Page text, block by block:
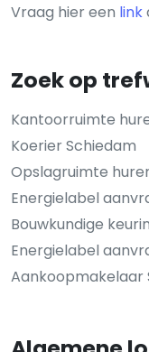
Vraag hier een link
Zoek op
Kantoorruimte
Koerier Schiedam
Opslagruimte
Energielabel
Bouwkundige
Energielabel
Aankoopmakelaar